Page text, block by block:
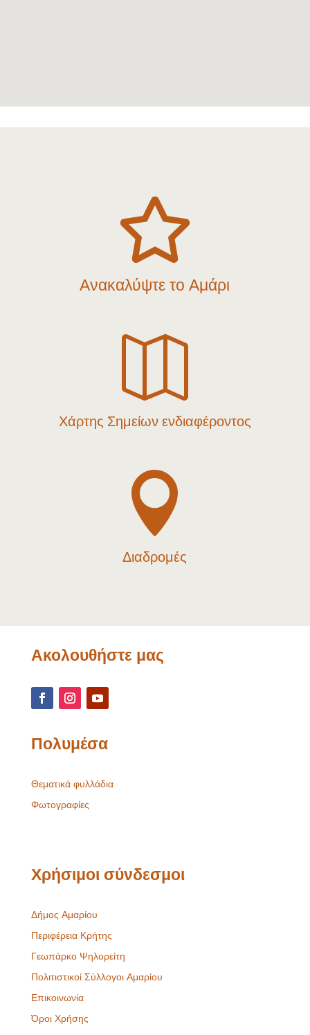

Ανακαλύψτε το Αμάρι

Χάρτης Σημείων ενδιαφέροντος

Διαδρομές
Ακολουθήστε μας
Πολυμέσα
Θεματικά φυλλάδια
Φωτογραφίες
Χρήσιμοι σύνδεσμοι
Δήμος Αμαρίου
Περιφέρεια Κρήτης
Γεωπάρκο Ψηλορείτη
Πολιτιστικοί Σύλλογοι Αμαρίου
Επικοινωνία
Όροι Χρήσης